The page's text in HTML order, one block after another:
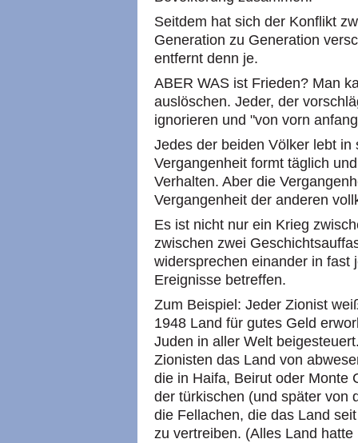
Seitdem hat sich der Konflikt
Generation zu Generation
entfernt denn je.
ABER WAS ist Frieden? Man
auslöschen. Jeder, der
ignorieren und "von vorn
Jedes der beiden Völker lebt
Vergangenheit formt täglich
Verhalten. Aber die
Vergangenheit der anderen
Es ist nicht nur ein Krieg
zwischen zwei
widersprechen einander in fast
Ereignisse betreffen.
Zum Beispiel: Jeder Zionist
1948 Land für gutes Geld
Juden in aller Welt
Zionisten das Land von
die in Haifa, Beirut oder Monte
der türkischen (und später von
die Fellachen, die das Land
zu vertreiben. (Alles Land